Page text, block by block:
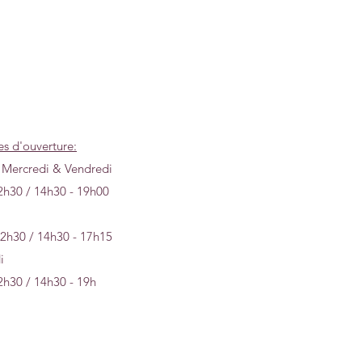
d'ouverture:
& Vendredi
/ 14h30 - 19h00
/ 14h30 - 17h15
/ 14h30 - 19h